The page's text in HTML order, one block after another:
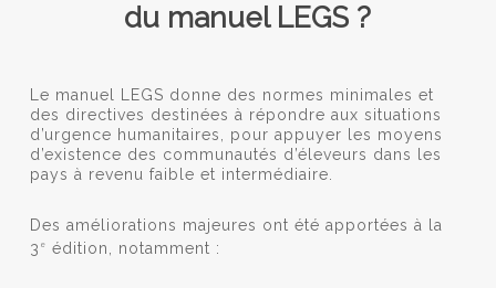
du manuel LEGS ?
Le manuel LEGS donne des normes minimales et
des directives destinées à répondre aux situations
d’urgence humanitaires, pour appuyer les moyens
d’existence des communautés d’éleveurs dans les
pays à revenu faible et intermédiaire.
Des améliorations majeures ont été apportées à la
3 e édition, notamment :